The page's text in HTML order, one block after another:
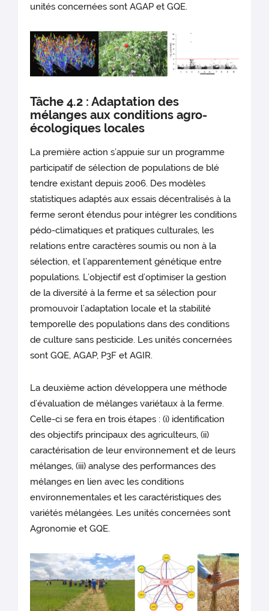
unités concernées sont AGAP et GQE.
Tâche 4.2 : Adaptation des
mélanges aux conditions agro-
écologiques locales
La première action s’appuie sur un programme
participatif de sélection de populations de blé
tendre existant depuis 2006. Des modèles
statistiques adaptés aux essais décentralisés à la
ferme seront étendus pour intégrer les conditions
pédo-climatiques et pratiques culturales, les
relations entre caractères soumis ou non à la
sélection, et l’apparentement génétique entre
populations. L’objectif est d’optimiser la gestion
de la diversité à la ferme et sa sélection pour
promouvoir l’adaptation locale et la stabilité
temporelle des populations dans des conditions
de culture sans pesticide. Les unités concernées
sont GQE, AGAP, P3F et AGIR.
La deuxième action développera une méthode
d’évaluation de mélanges variétaux à la ferme.
Celle-ci se fera en trois étapes : (i) identification
des objectifs principaux des agriculteurs, (ii)
caractérisation de leur environnement et de leurs
mélanges, (iii) analyse des performances des
mélanges en lien avec les conditions
environnementales et les caractéristiques des
variétés mélangées. Les unités concernées sont
Agronomie et GQE.